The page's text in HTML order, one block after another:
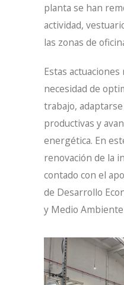
planta se han
actividad,
las zonas de
Estas
necesidad de
trabajo,
productivas y
energética. En
renovación de la
contado con el
de Desarrollo
y Medio